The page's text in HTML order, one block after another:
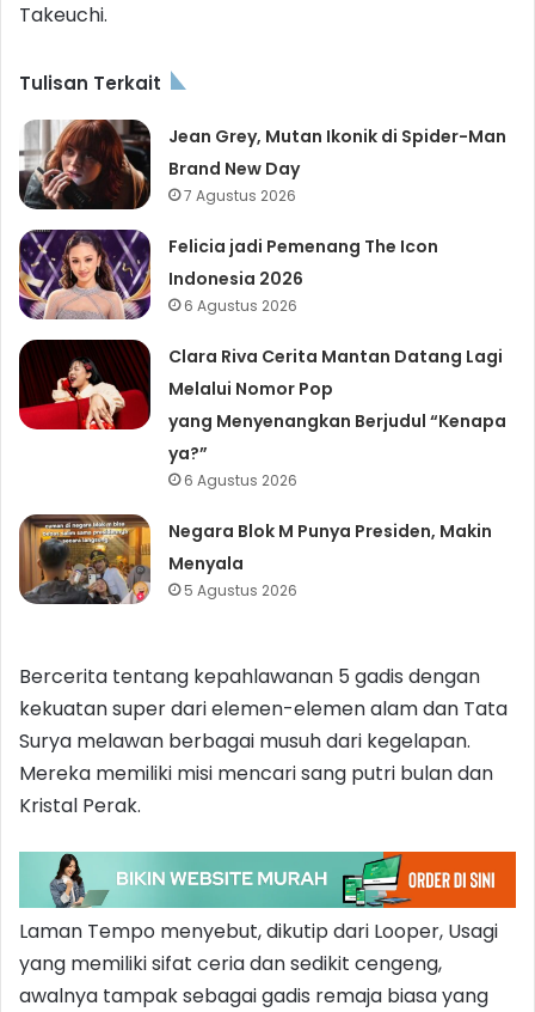
Takeuchi.
Tulisan Terkait
Jean Grey, Mutan Ikonik di Spider-Man
Brand New Day
7 Agustus 2026
Felicia jadi Pemenang The Icon
Indonesia 2026
6 Agustus 2026
Clara Riva Cerita Mantan Datang Lagi
Melalui Nomor Pop
yang Menyenangkan Berjudul “Kenapa
ya?”
6 Agustus 2026
Negara Blok M Punya Presiden, Makin
Menyala
5 Agustus 2026
Bercerita tentang kepahlawanan 5 gadis dengan
kekuatan super dari elemen-elemen alam dan Tata
Surya melawan berbagai musuh dari kegelapan.
Mereka memiliki misi mencari sang putri bulan dan
Kristal Perak.
Laman Tempo menyebut, dikutip dari Looper, Usagi
yang memiliki sifat ceria dan sedikit cengeng,
awalnya tampak sebagai gadis remaja biasa yang